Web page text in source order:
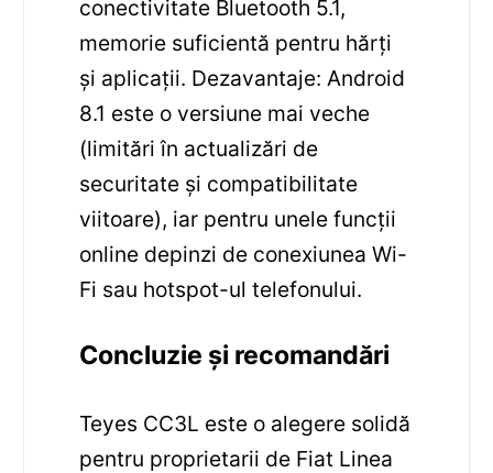
conectivitate Bluetooth 5.1,
memorie suficientă pentru hărți
și aplicații. Dezavantaje: Android
8.1 este o versiune mai veche
(limitări în actualizări de
securitate și compatibilitate
viitoare), iar pentru unele funcții
online depinzi de conexiunea Wi-
Fi sau hotspot-ul telefonului.
Concluzie și recomandări
Teyes CC3L este o alegere solidă
pentru proprietarii de Fiat Linea